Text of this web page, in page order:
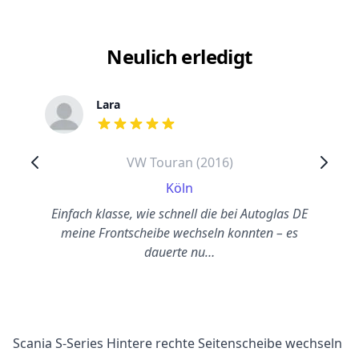
Neulich erledigt
Lara
out of 5 stars
VW Touran (2016)
Köln
Einfach klasse, wie schnell die bei Autoglas DE
meine Frontscheibe wechseln konnten – es
dauerte nu…
Scania S-Series Hintere rechte Seitenscheibe wechseln